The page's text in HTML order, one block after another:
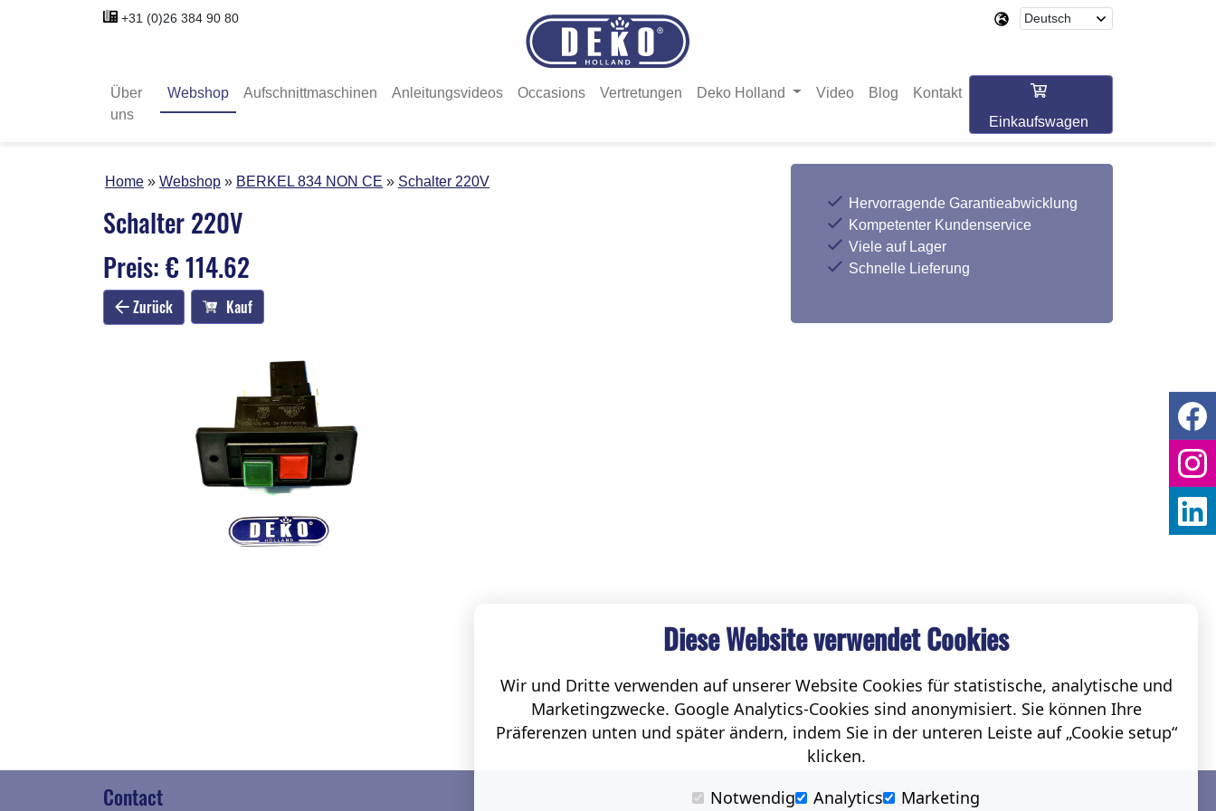
+31 (0)26 384 90 80
Über
uns
Webshop Aufschnittmaschinen Anleitungsvideos Occasions Vertretungen Deko Holland Video Blog
Kontakt
Einkaufswagen
Home Webshop BERKEL 834 NON CE Schalter 220V
Schalter 220V
Preis: € 114.62
Zurück Kauf
Hervorragende Garantieabwicklung
Kompetenter Kundenservice
Viele auf Lager
Schnelle Lieferung
Contact Social
Diese Website verwendet Cookies
Wir und Dritte verwenden auf unserer Website Cookies für statistische, analytische und
Marketingzwecke. Google Analytics-Cookies sind anonymisiert. Sie können Ihre
Präferenzen unten und später ändern, indem Sie in der unteren Leiste auf „Cookie setup“
klicken.
Notwendig
Analytics Marketing